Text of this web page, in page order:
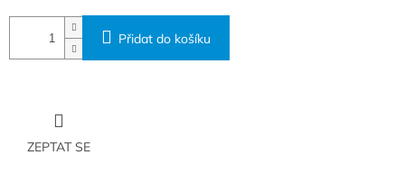
Přidat do košíku
ZEPTAT SE